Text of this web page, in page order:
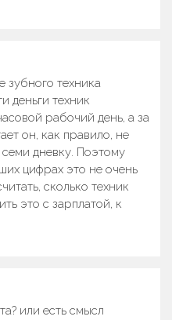
зубного техника
деньги техник
рабочий день, а за
он, как правило, не
дневку. Поэтому
цифрах это не очень
сколько техник
это с зарплатой, к
или есть смысл